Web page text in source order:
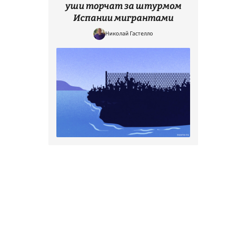
уши торчат за штурмом
Испании мигрантами
Николай Гастелло